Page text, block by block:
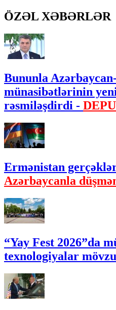
ÖZƏL XƏBƏRLƏR
Bununla
münasibətlərinin
rəsmiləşdirdi -
Ermənistan
Azərbaycanla
“Yay Fest 2026”da
texnologiyalar